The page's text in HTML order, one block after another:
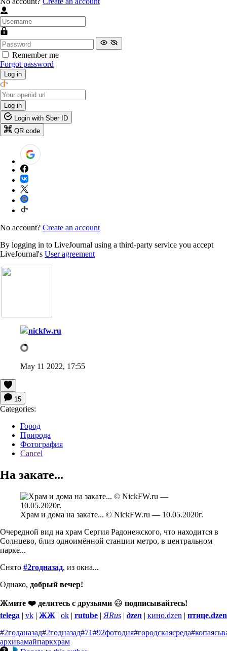
Remember me
Forgot password
Log in
Log in
Login with Sber ID
QR code
No account? Create an account
By logging in to LiveJournal using a third-party service you accept
LiveJournal's User agreement
nickfw.ru
May 11 2022, 17:55
15
Categories:
Город
Природа
Фотография
Cancel
На закате...
Храм и дома на закате... © NickFW.ru — 10.05.2020г.
Очередной вид на храм Сергия Радонежского, что находится в
Солнцево, близ одноимённой станции метро, в центральном
парке...
Снято #2годназад, из окна...
Однако, добрый вечер!
Жмите ❤️ делитесь с друзьями 😃 подписывайтесь!
telega | vk | ЖЖ | ok | rutube | ЯRus | дzen | кино.dzen | птице.dzen
#2годаназад#2годназад#71#92фотодня#городскаясреда
архивамайпаркхрам